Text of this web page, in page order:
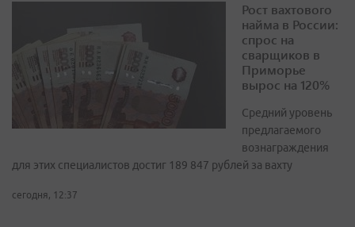
Рост вахтового
найма в России:
спрос на
сварщиков в
Приморье
вырос на 120%
Средний уровень
предлагаемого
вознаграждения
для этих специалистов достиг 189 847 рублей за вахту
сегодня, 12:37